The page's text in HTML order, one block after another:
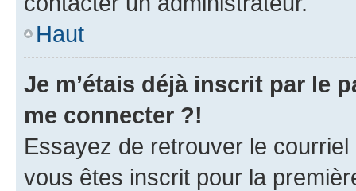
Haut
Je m’étais déjà inscrit par le
me connecter ?!
Essayez de retrouver le
vous êtes inscrit pour la